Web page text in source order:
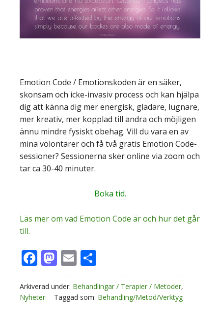
Emotion Code / Emotionskoden är en säker,
skonsam och icke-invasiv process och kan hjälpa
dig att känna dig mer energisk, gladare, lugnare,
mer kreativ, mer kopplad till andra och möjligen
ännu mindre fysiskt obehag. Vill du vara en av
mina volontärer och få två gratis Emotion Code-
sessioner? Sessionerna sker online via zoom och
tar ca 30-40 minuter.
Boka tid.
Läs mer om vad Emotion Code är och hur det går
till.
Facebook
Mastodon
Email
Arkiverad under: Behandlingar / Terapier / Metoder,
Nyheter
Taggad som: Behandling/Metod/Verktyg